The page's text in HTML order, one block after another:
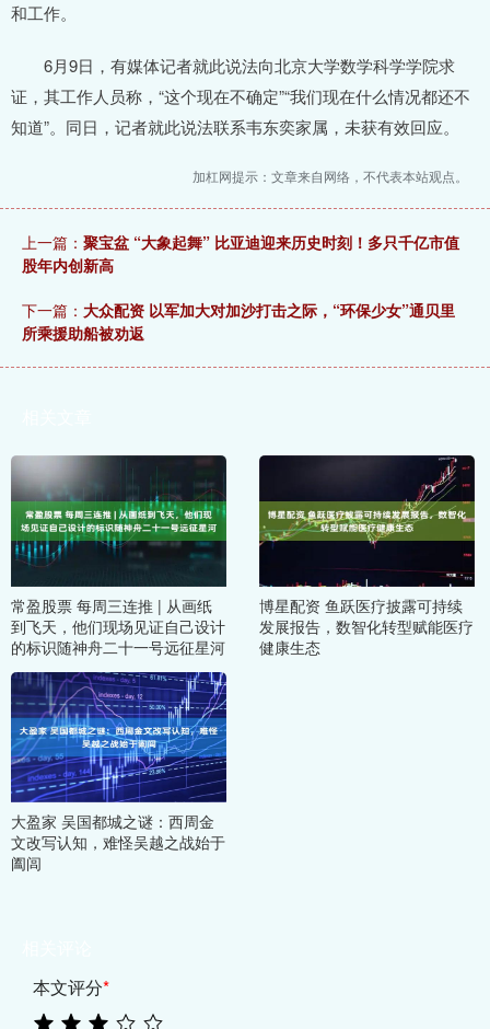
和工作。
6月9日，有媒体记者就此说法向北京大学数学科学学院求
证，其工作人员称，“这个现在不确定”“我们现在什么情况都还不
知道”。同日，记者就此说法联系韦东奕家属，未获有效回应。
加杠网提示：文章来自网络，不代表本站观点。
上一篇： 聚宝盆 “大象起舞” 比亚迪迎来历史时刻！多只千亿市值
股年内创新高
下一篇： 大众配资 以军加大对加沙打击之际，“环保少女”通贝里
所乘援助船被劝返
常盈股票 每周三连推 | 从画纸
到飞天，他们现场见证自己设计
的标识随神舟二十一号远征星河
博星配资 鱼跃医疗披露可持续
发展报告，数智化转型赋能医疗
健康生态
大盈家 吴国都城之谜：西周金
文改写认知，难怪吴越之战始于
阖闾
本文评分*